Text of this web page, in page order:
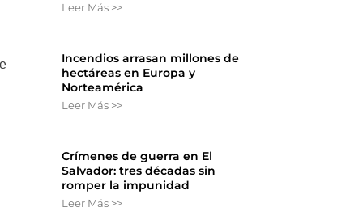
Leer Más >>
Incendios arrasan millones de
hectáreas en Europa y
Norteamérica
Leer Más >>
Crímenes de guerra en El
Salvador: tres décadas sin
romper la impunidad
Leer Más >>